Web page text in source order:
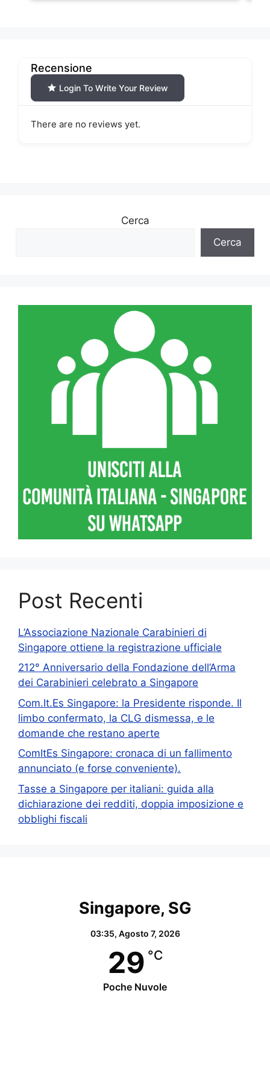
Recensione
Login To Write Your Review
There are no reviews yet.
Cerca
Cerca
Post Recenti
L’Associazione Nazionale Carabinieri di
Singapore ottiene la registrazione ufficiale
212° Anniversario della Fondazione dell’Arma
dei Carabinieri celebrato a Singapore
Com.It.Es Singapore: la Presidente risponde. Il
limbo confermato, la CLG dismessa, e le
domande che restano aperte
ComItEs Singapore: cronaca di un fallimento
annunciato (e forse conveniente).
Tasse a Singapore per italiani: guida alla
dichiarazione dei redditi, doppia imposizione e
obblighi fiscali
Singapore, SG
03:35, Agosto 7, 2026
29 °C
Poche Nuvole